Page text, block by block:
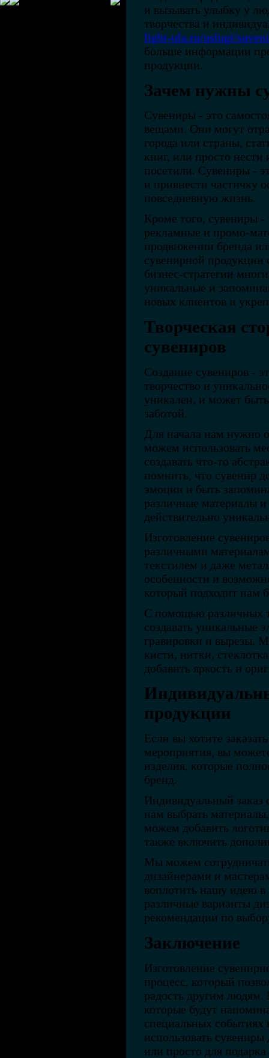
и вызывать улыбку у
творчества и
light-ufa.ru/uslugi/
больше информации
продукции.
Зачем нужны
Сувениры - это
вещами. Они могут
города или страны,
книг, или просто
посетили. Сувениры -
и привнести частичку
повседневную жизнь.
Кроме того, сувениры
рекламные и промо-
продвижении бренда
сувенирной
бизнес-стратегии
уникальные и
новых клиентов и
Творческая
сувениров
Создание сувениров -
творчество и
уникален, и может
заботой.
Для начала нам нужно
можем использовать
создавать что-то
помнить, что сувенир
эмоции и быть
различные материалы
действительно
Изготовление
различными
текстилем и даже
особенности и
который подходит нам
С помощью различных
создавать уникальные
гравировки и вырезы.
кисти, нитки,
добавить яркость и
продукции
Если вы хотите
мероприятия, вы
изделия, которые
бренд.
Индивидуальный заказ
нам выбрать
можем добавить
также включить
Мы можем
дизайнерами и
воплотить нашу идею
различные варианты
рекомендации по
Заключение
Изготовление
процесс, который
радость другим
которые будут
специальных
использовать
или просто для